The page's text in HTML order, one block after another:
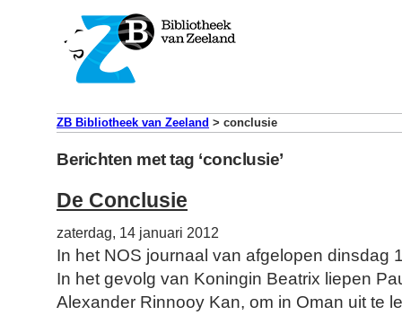
ZB Bibliotheek van Zeeland > conclusie
Berichten met tag ‘conclusie’
De Conclusie
zaterdag, 14 januari 2012
In het NOS journaal van afgelopen dinsdag
In het gevolg van Koningin Beatrix liepen
Alexander Rinnooy Kan, om in Oman uit te